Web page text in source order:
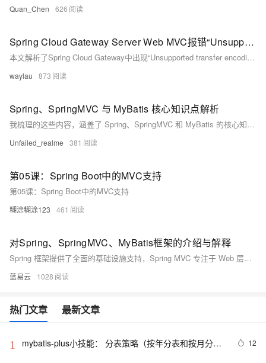
Quan_Chen 626
Spring Cloud Gateway Server Web MVC报错“Unsupported transfer encoding: chunked”解决
本文解析了Spring Cloud Gateway中出现“Unsupported transfer encoding: chunked”错误的原因，指出该问题源于Feign依赖的HTTP客户端与服务端的`chunked`传输编码不兼容，并提供了具体的解决方案。通过规范Feign客户端接口的返回类型，可有效避免该异常，提升系统兼容性与稳定性。
waylau 873
Spring、SpringMVC 与 MyBatis 核心知识点解析
我梳理的这些内容，涵盖了 Spring、SpringMVC 和 MyBatis 的核心知识点。 在 Spring 中，我了解到 IOC 是控制反转，把对象控制权交容器；DI 是依赖注入，有三种实现方式。Bean 有五种作用域，单例 bean 的线程安全问题及自动装配方式也清晰了。事务基于数据库和 AOP，有失效场景和七种传播行为。AOP 是面向切面编程，动态代理有 JDK 和 CGLIB 两种。 SpringMVC 的 11 步执行流程我烂熟于心，还有那些常用注解的用法。 MyBatis 里，#{} 和 ${} 的区别很关键，获取主键、处理字段与属性名不匹配的方法也掌握了。多表查询、动态
Unfailed_realme 381
第05课：Spring Boot中的MVC支持
第05课：Spring Boot中的MVC支持
糊涂糊涂123 461
对Spring、SpringMVC、MyBatis框架的介绍与解释
Spring 框架提供了全面的基础设施支持，Spring MVC 专注于 Web 层的开发，而 MyBatis 则是一个高效的持久层框架。这三个框架结合使用，可以显著提升 Java 企业级应用的开发效率和质量。通过理解它们的核心特性和使用方法，开发者可以更好地构建和维护复杂的应用程序。
蓝易云 1028
热门文章 最新文章
1
mybatis-plus小技能： 分表策略（按年分表和按月分
12